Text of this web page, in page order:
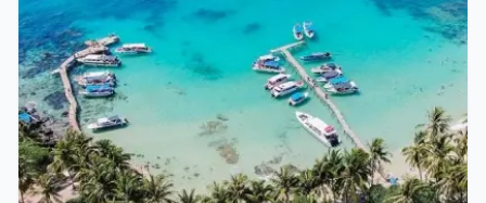
TIN TỨC
Vẻ đẹp thơ mộng của Quần đảo An Thới ở Phú
Quốc